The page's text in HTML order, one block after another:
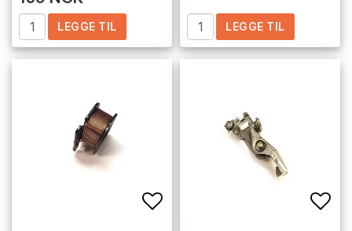
LEGGE TIL LEGGE TIL